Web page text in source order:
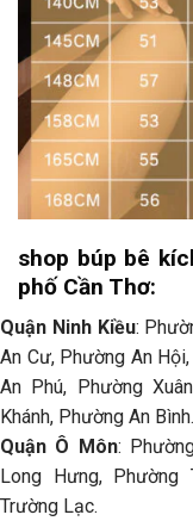
shop búp bê
phố Cần Thơ:
Quận Ninh Kiều:
An Cư, Phường An
An Phú, Phường
Khánh, Phường An Bình.
Quận Ô Môn:
Long Hưng,
Trường Lạc.